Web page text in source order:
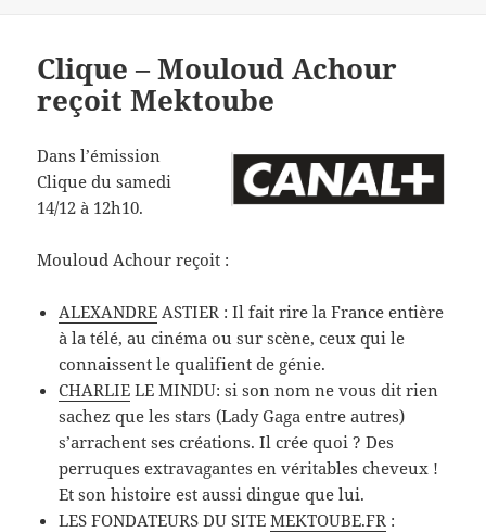
Clique – Mouloud Achour
reçoit Mektoube
Dans l’émission
Clique du samedi
14/12 à 12h10.
Mouloud Achour reçoit :
ALEXANDRE ASTIER : Il fait rire la France entière
à la télé, au cinéma ou sur scène, ceux qui le
connaissent le qualifient de génie.
CHARLIE LE MINDU: si son nom ne vous dit rien
sachez que les stars (Lady Gaga entre autres)
s’arrachent ses créations. Il crée quoi ? Des
perruques extravagantes en véritables cheveux !
Et son histoire est aussi dingue que lui.
LES FONDATEURS DU SITEMEKTOUBE.FR :